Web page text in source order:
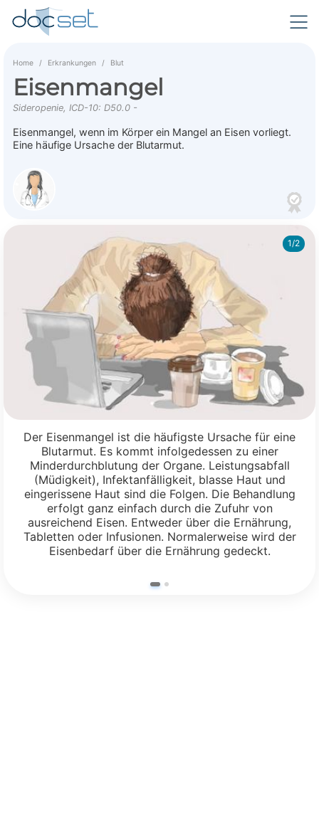
Home Erkrankungen Blut
Eisenmangel
Sideropenie, ICD-10: D50.0 -
Eisenmangel, wenn im Körper ein Mangel an Eisen vorliegt.
Eine häufige Ursache der Blutarmut.
1/2
Der Eisenmangel ist die häufigste Ursache für eine
Blutarmut. Es kommt infolgedessen zu einer
Minderdurchblutung der Organe. Leistungsabfall
(Müdigkeit), Infektanfälligkeit, blasse Haut und
eingerissene Haut sind die Folgen. Die Behandlung
erfolgt ganz einfach durch die Zufuhr von
ausreichend Eisen. Entweder über die Ernährung,
Tabletten oder Infusionen. Normalerweise wird der
Eisenbedarf über die Ernährung gedeckt.